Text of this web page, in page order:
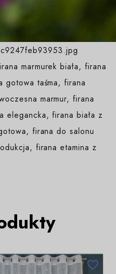
marmurek biała, firana
gotowa taśma, firana
marmur, firana
elegancka, firana biała z
firana do salonu
firana etamina z
